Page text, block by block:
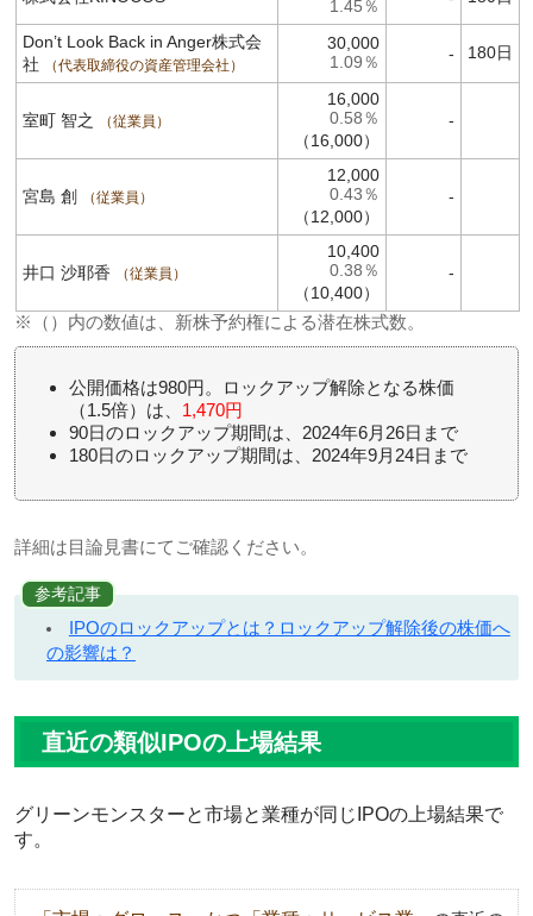
1.45％
Don’t Look Back in Anger株式会
社
代表取締役の資産管理会社
30,000
1.09％ - 180日
室町 智之 従業員
16,000
0.58％
（16,000）
-
宮島 創 従業員
12,000
0.43％
（12,000）
-
井口 沙耶香 従業員
10,400
0.38％
（10,400）
-
※（）内の数値は、新株予約権による潜在株式数。
公開価格は980円。ロックアップ解除となる株価
（1.5倍）は、 1,470円
90日のロックアップ期間は、2024年6月26日まで
180日のロックアップ期間は、2024年9月24日まで
詳細は目論見書にてご確認ください。
参考記事
IPOのロックアップとは？ロックアップ解除後の株価へ
の影響は？
直近の類似IPOの上場結果
グリーンモンスターと市場と業種が同じIPOの上場結果で
す。